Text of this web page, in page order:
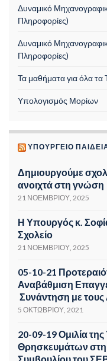
Δυναμικό
Πληροφορίες)
Δυναμικό
Πληροφορίες)
Τα μαθήματα για όλα
Υπολογισμός Μορίων
ΥΠΟΥΡΓΕΊΟ
Δημιουργούμε
ανοιχτά στη γνώση
21 ΝΟΕΜΒΡΊΟΥ, 2025
Η Υπουργός κ.
Σχολείο
21 ΝΟΕΜΒΡΊΟΥ, 2025
05-10-21
Αναβάθμιση
Συνάντηση με τους
5 ΟΚΤΩΒΡΊΟΥ, 2021
20-09-19 Ομιλία
Θρησκευμάτων στη